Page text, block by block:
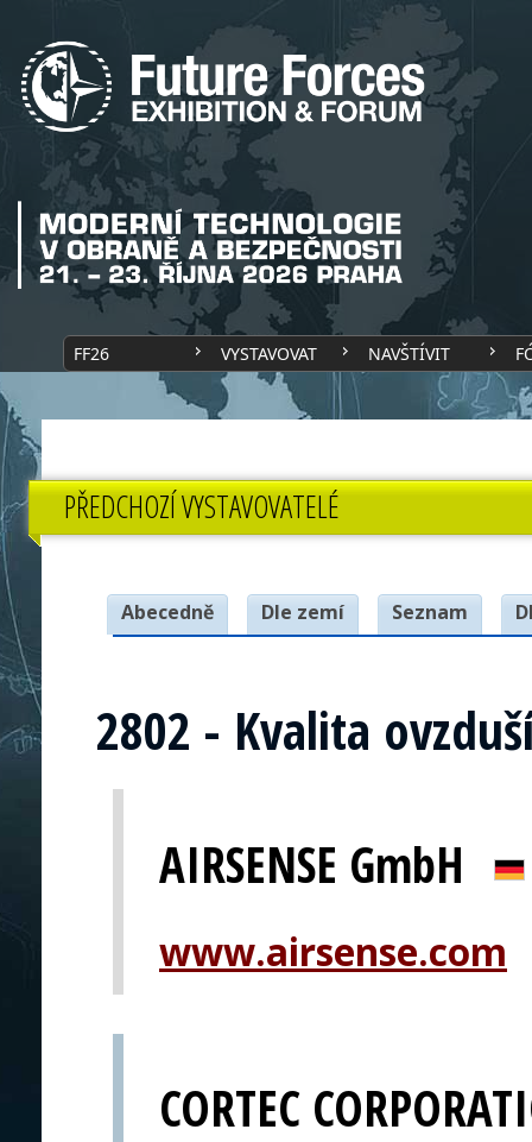
FF26 VYSTAVOVAT NAVŠTÍVIT
PŘEDCHOZÍ VYSTAVOVATELÉ
Abecedně Dle zemí Seznam
2802 - Kvalita
AIRSENSE GmbH
www.airsense.com
CORTEC